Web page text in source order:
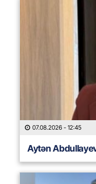
07.08.2026 - 12:45
Aytən